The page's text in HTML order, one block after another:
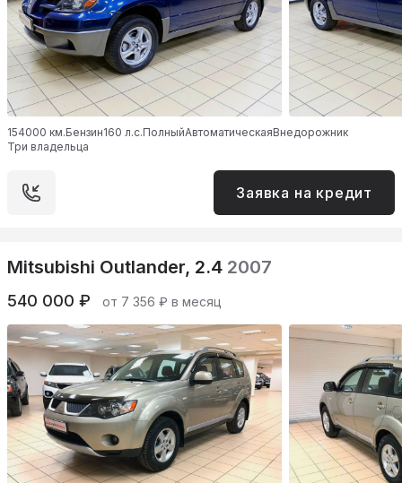
154000 км.Бензин160 л.с.ПолныйАвтоматическаяВнедорожник
Три владельца
Заявка на кредит
Mitsubishi Outlander, 2.4 2007
540 000 ₽ от 7 356 ₽ в месяц